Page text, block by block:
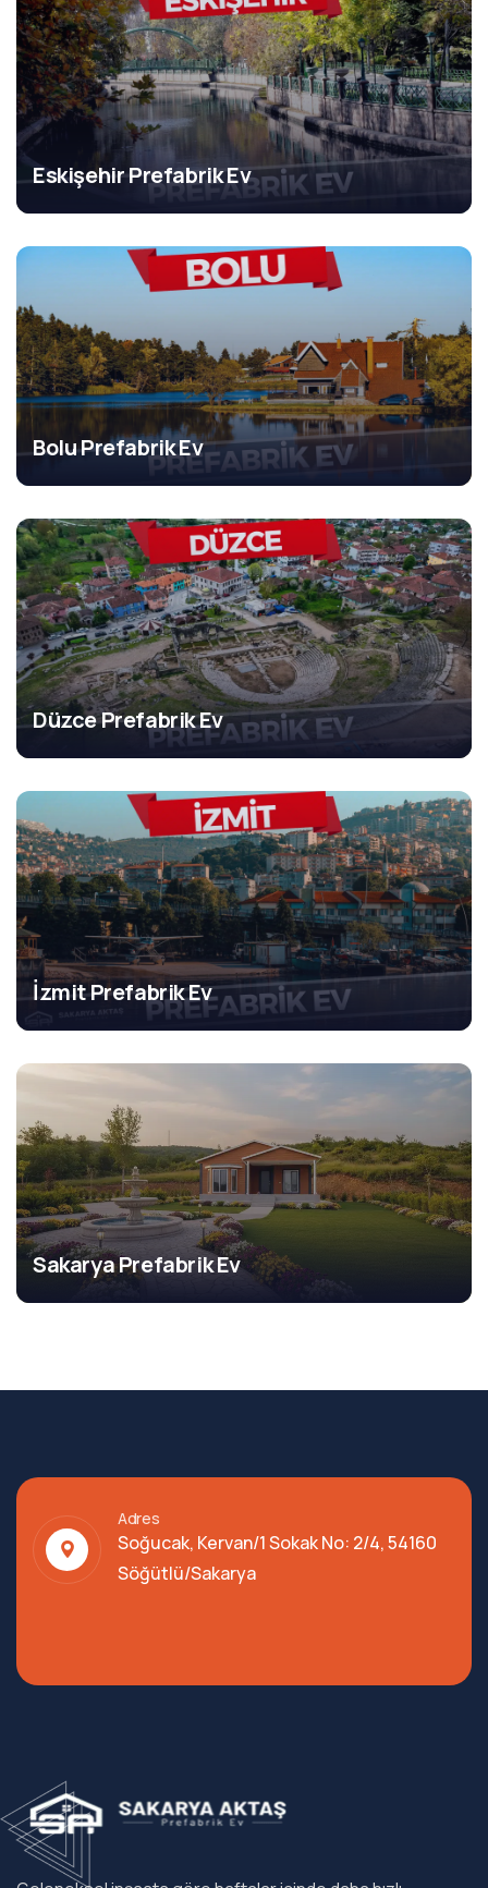
Eskişehir Prefabrik Ev
Bolu Prefabrik Ev
Düzce Prefabrik Ev
İzmit Prefabrik Ev
Sakarya Prefabrik Ev
Adres
Soğucak, Kervan/1 Sokak No: 2/4, 54160
Söğütlü/Sakarya